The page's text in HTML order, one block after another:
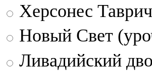
Херсонес
Новый Свет
Ливадийский